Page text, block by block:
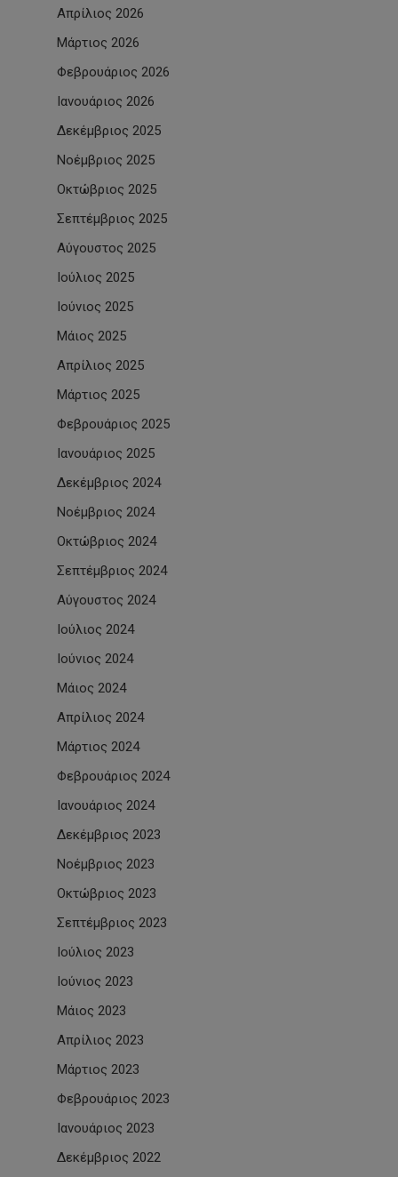
Απρίλιος 2026
Μάρτιος 2026
Φεβρουάριος 2026
Ιανουάριος 2026
Δεκέμβριος 2025
Νοέμβριος 2025
Οκτώβριος 2025
Σεπτέμβριος 2025
Αύγουστος 2025
Ιούλιος 2025
Ιούνιος 2025
Μάιος 2025
Απρίλιος 2025
Μάρτιος 2025
Φεβρουάριος 2025
Ιανουάριος 2025
Δεκέμβριος 2024
Νοέμβριος 2024
Οκτώβριος 2024
Σεπτέμβριος 2024
Αύγουστος 2024
Ιούλιος 2024
Ιούνιος 2024
Μάιος 2024
Απρίλιος 2024
Μάρτιος 2024
Φεβρουάριος 2024
Ιανουάριος 2024
Δεκέμβριος 2023
Νοέμβριος 2023
Οκτώβριος 2023
Σεπτέμβριος 2023
Ιούλιος 2023
Ιούνιος 2023
Μάιος 2023
Απρίλιος 2023
Μάρτιος 2023
Φεβρουάριος 2023
Ιανουάριος 2023
Δεκέμβριος 2022